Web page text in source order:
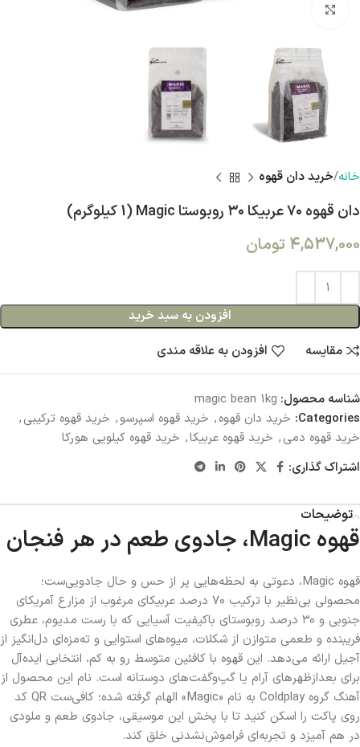
خانه خرید دان قهوه
دان قهوه ۷۰ عربیکا ۳۰ روبوستا Magic (1 کیلوگرم)
4,537,000 تومان
افزودن به سبد خرید
مقایسه
افزودن به علاقه مندی
شناسه محصول: magic bean 1kg
Categories: خرید دان قهوه, خرید قهوه اسپرسو, خرید قهوه ترکیبی,
خرید قهوه دمی, خرید قهوه عربیکا, خرید قهوه کیلویی هورکا
اشتراک گذاری:
توضیحات
قهوه Magic، جادوی طعم در هر فنجان
قهوه Magic، دعوتی به لحظه‌هایی پر از حس و حال جادویی‌ست؛
محصولی بی‌نظیر با ترکیب ۷۰ درصد عربیکای مرغوب از مزارع آمریکای
جنوبی و ۳۰ درصد روبوستای باکیفیت آسیایی که با رست مدیوم، عطری
فریبنده و طعمی متوازن از شکلات، میوه‌های استوایی و ته‌مزه‌ای دل‌انگیز از
آجیل ارائه می‌دهد. این قهوه با کافئین متوسط رو به کم، انتخابی ایده‌آل
برای بعدازظهرهای آرام یا گپ‌وگفت‌های دوستانه است. نام این محصول از
آهنگ گروه Coldplay به نام «Magic» الهام گرفته شده؛ کافی‌ست QR کد
روی پاکت را اسکن کنید تا با پخش این موسیقی، جادوی طعم و ملودی
در هم آمیزد و تجربه‌ای فراموش‌نشدنی خلق کند.